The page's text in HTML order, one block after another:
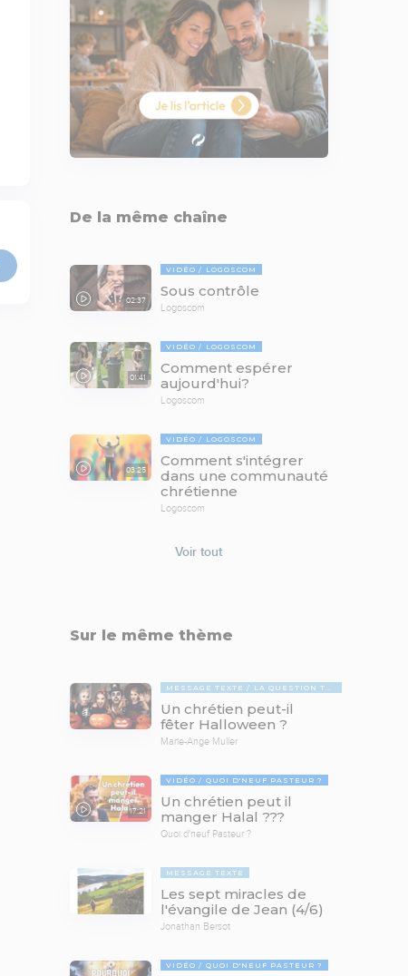
De la même chaîne
02:37
VIDÉO LOGOSCOM
Sous contrôle
Logoscom
01:41
VIDÉO LOGOSCOM
Comment espérer
aujourd'hui?
Logoscom
03:25
VIDÉO LOGOSCOM
Comment s'intégrer
dans une communauté
chrétienne
Logoscom
Voir tout
Sur le même thème
MESSAGE TEXTE LA QUESTION TABOUE
Un chrétien peut-il
fêter Halloween ?
Marie-Ange Muller
17:21
VIDÉO QUOI D'NEUF PASTEUR ?
Un chrétien peut il
manger Halal ???
Quoi d'neuf Pasteur ?
MESSAGE TEXTE
Les sept miracles de
l'évangile de Jean (4/6)
Jonathan Bersot
VIDÉO QUOI D'NEUF PASTEUR ?